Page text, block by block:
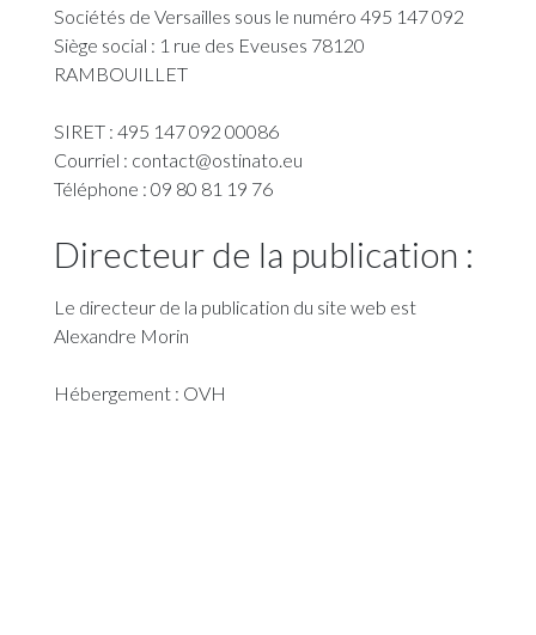
Sociétés de Versailles sous le numéro 495 147 092
Siège social : 1 rue des Eveuses 78120
RAMBOUILLET
SIRET : 495 147 092 00086
Courriel : contact@ostinato.eu
Téléphone : 09 80 81 19 76
Directeur de la publication :
Le directeur de la publication du site web est
Alexandre Morin
Hébergement : OVH